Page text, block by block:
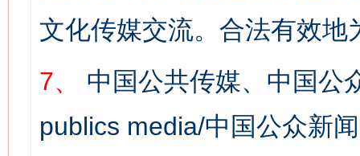
文化传媒交流。合法有效地
7、
中国公共传媒、中国公
publics media/中国公众新